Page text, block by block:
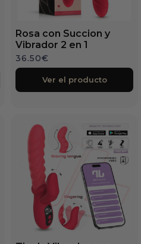
Rosa con Succion y
Vibrador 2 en 1
36.50€
Ver el producto